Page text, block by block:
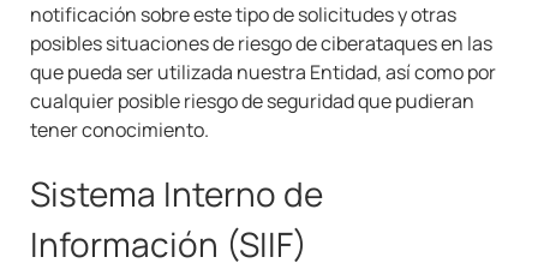
notificación sobre este tipo de solicitudes y otras
posibles situaciones de riesgo de ciberataques en las
que pueda ser utilizada nuestra Entidad, así como por
cualquier posible riesgo de seguridad que pudieran
tener conocimiento.
Sistema Interno de
Información (SIIF)